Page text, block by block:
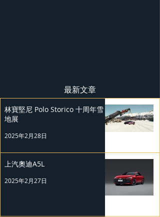
最新文章
林寶堅尼 Polo Storico 十周年雪
地展
2025年2月28日
上汽奧迪A5L
2025年2月27日